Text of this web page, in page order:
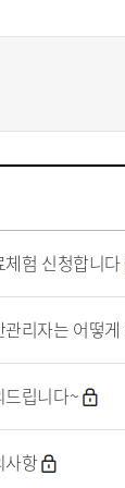
체험 신청합니다
관리자는 어떻
드립니다~
사항